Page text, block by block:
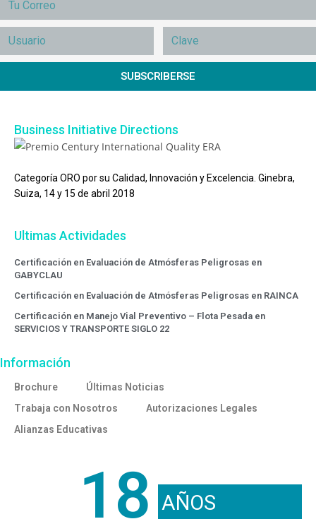
SUBSCRIBERSE
Business Initiative Directions
Categoría ORO por su Calidad, Innovación y Excelencia. Ginebra,
Suiza, 14 y 15 de abril 2018
Ultimas Actividades
Certificación en Evaluación de Atmósferas Peligrosas en
GABYCLAU
Certificación en Evaluación de Atmósferas Peligrosas en RAINCA
Certificación en Manejo Vial Preventivo – Flota Pesada en
SERVICIOS Y TRANSPORTE SIGLO 22
Información
Brochure
Últimas Noticias
Trabaja con Nosotros
Autorizaciones Legales
Alianzas Educativas
18 AÑOS